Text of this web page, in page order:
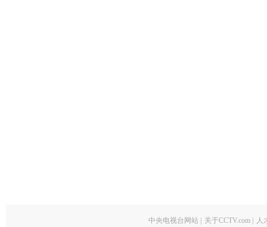
中央电视台网站 关于CCTV.com 人